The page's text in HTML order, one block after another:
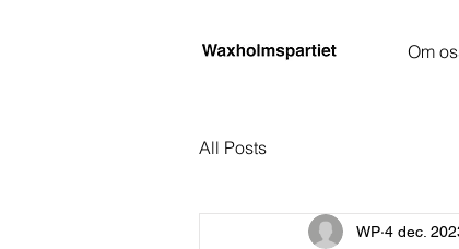
Om
All Posts
WP 4 dec.